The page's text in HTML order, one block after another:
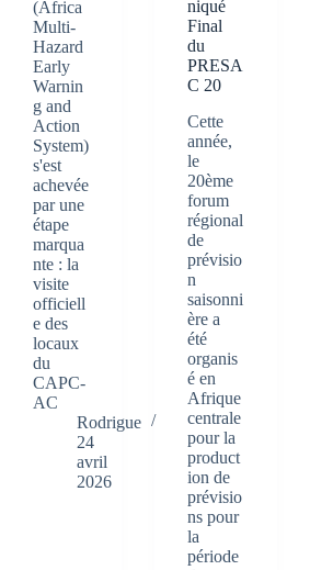
(Africa
Multi-
Hazard
Early
Warnin
g and
Action
System)
s'est
achevée
par une
étape
marqua
nte : la
visite
officiell
e des
locaux
du
CAPC-
AC
Rodrigue
24
avril
2026
niqué
Final
du
PRESA
C 20
Cette
année,
le
20ème
forum
régional
de
prévisio
n
saisonni
ère a
été
organis
é en
Afrique
centrale
pour la
product
ion de
prévisio
ns pour
la
période